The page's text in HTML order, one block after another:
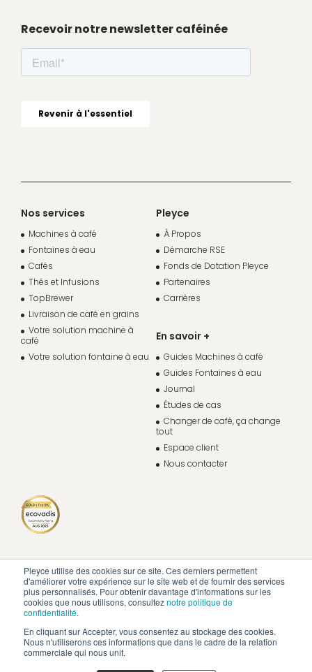
Pleyce utilise des cookies sur ce site. Ces derniers permettent
d'améliorer votre expérience sur le site web et de fournir des services
plus personnalisés. Pour obtenir davantage d'informations sur les
cookies que nous utilisons, consulteznotre politique de
confidentialité.
En cliquant sur Accepter, vous consentez au stockage des cookies.
Nous n'utiliserons ces informations que dans le cadre de la relation
commerciale qui nous unit.
Recevoir notre newsletter caféinée
Nos services
Machines à café
Fontaines à eau
Cafés
Thés et Infusions
TopBrewer
Livraison de café en grains
Votre solution machine à
café
Votre solution fontaine à eau
Pleyce
À Propos
Démarche RSE
Fonds de Dotation Pleyce
Partenaires
Carrières
En savoir +
Guides Machines à café
Guides Fontaines à eau
Journal
Études de cas
Changer de café, ça change
tout
Espace client
Nous contacter